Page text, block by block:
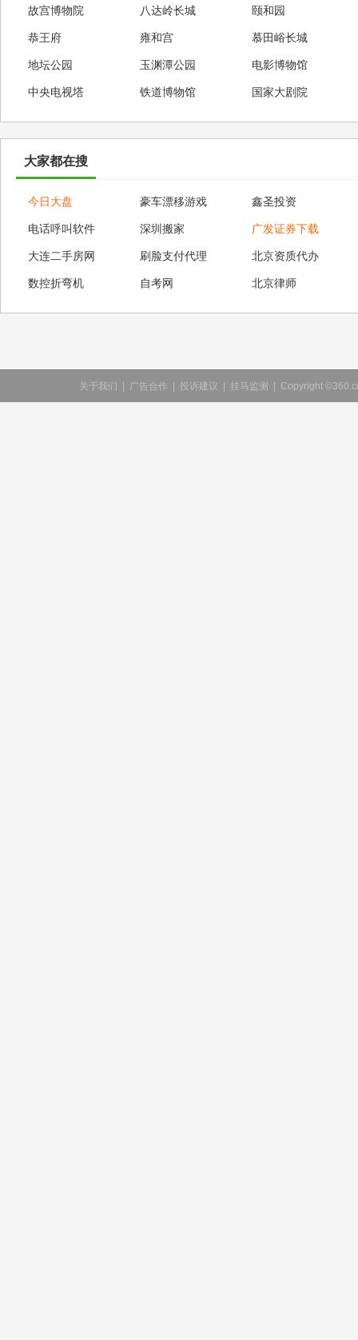
故宫博物院 八达岭长城 颐和园
恭王府 雍和宫 慕田峪长城
地坛公园 玉渊潭公园 电影博物馆
中央电视塔 铁道博物馆 国家大剧院
大家都在搜
今日大盘 豪车漂移游戏 鑫圣投资
电话呼叫软件 深圳搬家 广发证券下载
大连二手房网 刷脸支付代理 北京资质代办
数控折弯机 自考网 北京律师
关于我们 广告合作 投诉建议 挂马监测 Copyright